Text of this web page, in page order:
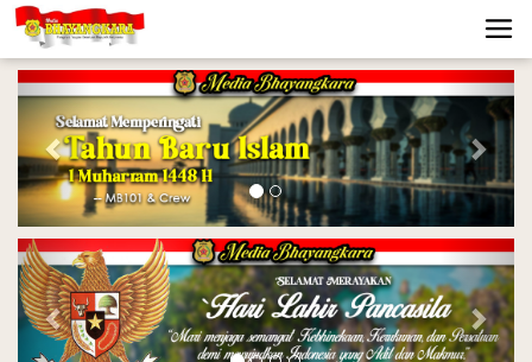
Previous Next
Previous Next